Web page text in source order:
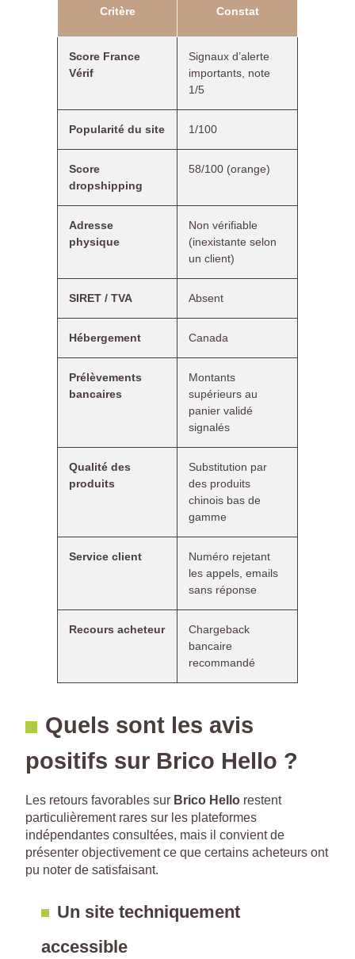
Critère Constat
Score France
Vérif
Signaux d’alerte
importants, note
1/5
Popularité du site 1/100
Score
dropshipping
58/100 (orange)
Adresse
physique
Non vérifiable
(inexistante selon
un client)
SIRET / TVA Absent
Hébergement Canada
Prélèvements
bancaires
Montants
supérieurs au
panier validé
signalés
Qualité des
produits
Substitution par
des produits
chinois bas de
gamme
Service client
Numéro rejetant
les appels, emails
sans réponse
Recours acheteur
Chargeback
bancaire
recommandé
Quels sont les avis
positifs sur Brico Hello ?
Les retours favorables sur Brico Hello restent
particulièrement rares sur les plateformes
indépendantes consultées, mais il convient de
présenter objectivement ce que certains acheteurs ont
pu noter de satisfaisant.
Un site techniquement
accessible